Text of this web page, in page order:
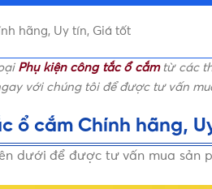
hãng, Uy tín, Giá tốt
Phụ kiện công tắc ổ cắmtừ các
với chúng tôi để được tư vấn
ổ cắm Chính hãng,
dưới để được tư vấn mua sản